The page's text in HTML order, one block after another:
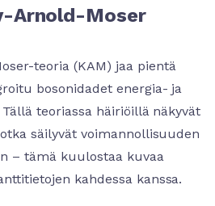
Arnold-Moser
teoria (KAM) jaa pientä
bosonidadet energia- ja
teoriassa häiriöillä näkyvät
säilyvät voimannollisuuden
– tämä kuulostaa kuvaa
kahdessa kanssa.